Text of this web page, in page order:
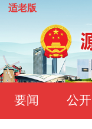
适老版
要闻 公开